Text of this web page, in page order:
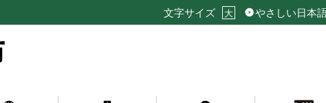
文字サイズ 大 やさしい日本